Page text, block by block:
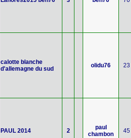
calotte blanche
d'allemagne du sud
olidu76 23
PAUL 2014 2
paul
chambon
45